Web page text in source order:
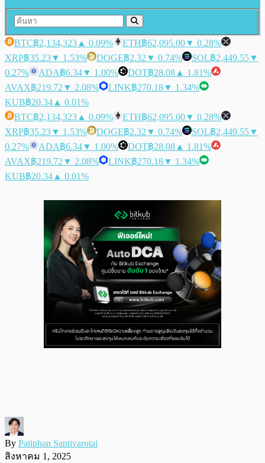
BTC฿2,134,323 ▲ 0.09% ETH฿62,095.00▼ 0.28%
XRP฿35.23▼ 1.53% DOGE฿2.32 ▼ 0.74% SOL฿2,449.55▼
0.27%
ADA฿6.34▼ 1.00% DOT฿28.08 ▲ 1.81%
AVAX฿219.72 ▼ 2.08% LINK฿270.18▼ 1.34%
KUB฿20.34 ▲ 0.01%
BTC฿2,134,323 ▲ 0.09% ETH฿62,095.00▼ 0.28%
XRP฿35.23▼ 1.53% DOGE฿2.32 ▼ 0.74% SOL฿2,449.55▼
0.27%
ADA฿6.34▼ 1.00% DOT฿28.08 ▲ 1.81%
AVAX฿219.72 ▼ 2.08% LINK฿270.18▼ 1.34%
KUB฿20.34 ▲ 0.01%
By Patiphan Santivarotai
สิงหาคม 1, 2025